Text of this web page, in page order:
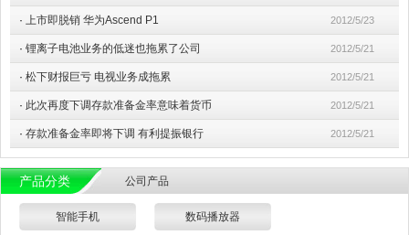
· 上市即脱销 华为Ascend P1 2012/5/23
· 锂离子电池业务的低迷也拖累了公司 2012/5/21
· 松下财报巨亏 电视业务成拖累 2012/5/21
· 此次再度下调存款准备金率意味着货币 2012/5/21
· 存款准备金率即将下调 有利提振银行 2012/5/21
产品分类 公司产品
智能手机 数码播放器